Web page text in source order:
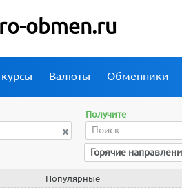
obmen.ru
Валюты Обменники
Получите
Горячие
Популярные